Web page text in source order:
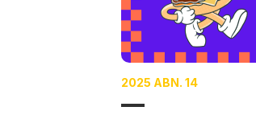
2025 ABN. 14